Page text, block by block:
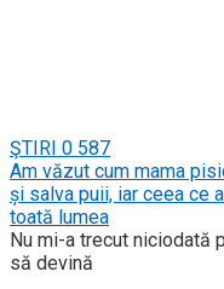
ŞTIRI 0 587
Am văzut cum mama
și salva puii, iar ceea ce
toată lumea
Nu mi-a trecut niciodată
să devină